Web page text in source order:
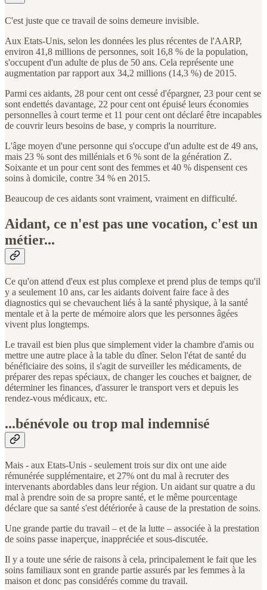
C'est juste que ce travail de soins demeure invisible.
Aux Etats-Unis, selon les données les plus récentes de l'AARP,
environ 41,8 millions de personnes, soit 16,8 % de la population,
s'occupent d'un adulte de plus de 50 ans. Cela représente une
augmentation par rapport aux 34,2 millions (14,3 %) de 2015.
Parmi ces aidants, 28 pour cent ont cessé d'épargner, 23 pour cent se
sont endettés davantage, 22 pour cent ont épuisé leurs économies
personnelles à court terme et 11 pour cent ont déclaré être incapables
de couvrir leurs besoins de base, y compris la nourriture.
L'âge moyen d'une personne qui s'occupe d'un adulte est de 49 ans,
mais 23 % sont des millénials et 6 % sont de la génération Z.
Soixante et un pour cent sont des femmes et 40 % dispensent ces
soins à domicile, contre 34 % en 2015.
Beaucoup de ces aidants sont vraiment, vraiment en difficulté.
Aidant, ce n'est pas une vocation, c'est un
métier...
Ce qu'on attend d'eux est plus complexe et prend plus de temps qu'il
y a seulement 10 ans, car les aidants doivent faire face à des
diagnostics qui se chevauchent liés à la santé physique, à la santé
mentale et à la perte de mémoire alors que les personnes âgées
vivent plus longtemps.
Le travail est bien plus que simplement vider la chambre d'amis ou
mettre une autre place à la table du dîner. Selon l'état de santé du
bénéficiaire des soins, il s'agit de surveiller les médicaments, de
préparer des repas spéciaux, de changer les couches et baigner, de
déterminer les finances, d'assurer le transport vers et depuis les
rendez-vous médicaux, etc.
...bénévole ou trop mal indemnisé
Mais - aux Etats-Unis - seulement trois sur dix ont une aide
rémunérée supplémentaire, et 27% ont du mal à recruter des
intervenants abordables dans leur région. Un aidant sur quatre a du
mal à prendre soin de sa propre santé, et le même pourcentage
déclare que sa santé s'est détériorée à cause de la prestation de soins.
Une grande partie du travail – et de la lutte – associée à la prestation
de soins passe inaperçue, inappréciée et sous-discutée.
Il y a toute une série de raisons à cela, principalement le fait que les
soins familiaux sont en grande partie assurés par les femmes à la
maison et donc pas considérés comme du travail.